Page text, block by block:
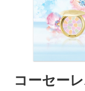
コーセー